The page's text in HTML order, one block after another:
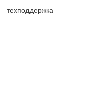
- техподдержка